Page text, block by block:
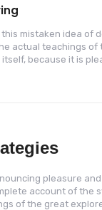
mistaken idea of
actual teachings
because it is
pleasure
account of the
of the great